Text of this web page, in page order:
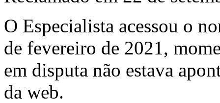
O Especialista acessou o
de fevereiro de 2021,
em disputa não estava
da web.